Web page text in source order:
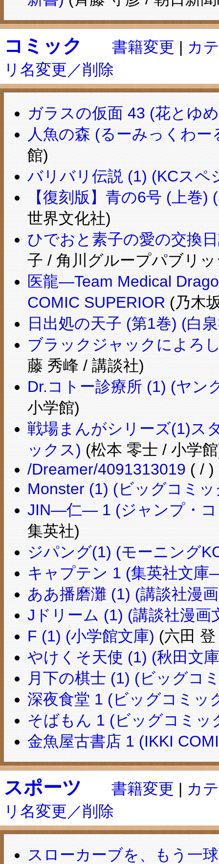
コミック 書籍変更 | カ
リ名変更／削除
ガラスの仮面 43 (花とゆ
人魚の森 (るーみっくわ
館)
バリバリ伝説 (1) (KCスペ
【復刻版】青の6号 (上巻
世界文化社)
ひでおと素子の愛の交換
子 / 角川グループパブリ
医龍—Team Medical
COMIC SUPERIOR (乃木
日出処の天子 (第1巻) (白
ブラックジャックによろ
藤 秀峰 / 講談社)
Dr.コトー診療所 (1) (ヤン
小学館)
戦場まんがシリーズ(1)ス
ックス) (松本 零士 / 小学
/Dreamer/4091313019 ( / )
Monster (1) (ビッグコミ
JIN―仁― 1 (ジャンプ・コ
集英社)
ジパング(1) (モーニング
キャプテン 1 (集英社文
ああ播磨灘 (1) (講談社漫
Jドリーム (1) (講談社漫画
F (1) (小学館文庫) (六田
やけくそ天使 (1) (秋田文
月下の棋士 (1) (ビッグコ
深夜食堂 1 (ビッグコミッ
そばもん 1 (ビッグコミッ
金魚屋古書店 1 (IKKI
スポーツ 書籍変更 | カ
リ名変更／削除
スローカーブを、もう一